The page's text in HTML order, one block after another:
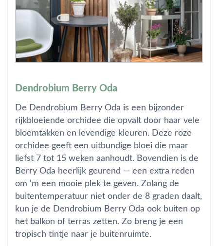
Dendrobium Berry Oda
De Dendrobium Berry Oda is een bijzonder
rijkbloeiende orchidee die opvalt door haar vele
bloemtakken en levendige kleuren. Deze roze
orchidee geeft een uitbundige bloei die maar
liefst 7 tot 15 weken aanhoudt. Bovendien is de
Berry Oda heerlijk geurend — een extra reden
om ‘m een mooie plek te geven. Zolang de
buitentemperatuur niet onder de 8 graden daalt,
kun je de Dendrobium Berry Oda ook buiten op
het balkon of terras zetten. Zo breng je een
tropisch tintje naar je buitenruimte.